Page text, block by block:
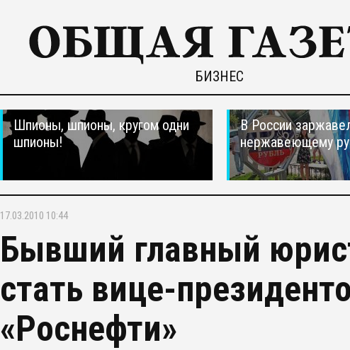
БИЗНЕС
Шпионы, шпионы, кругом одни
шпионы!
В России
нержавеющему
17.03.2010 10:44
Бывший главный
стать вице-
«Роснефти»